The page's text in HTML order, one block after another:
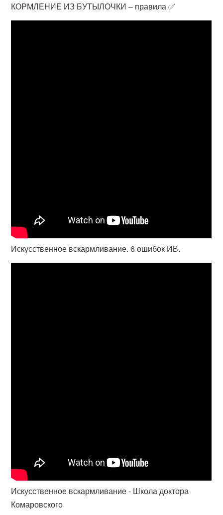
КОРМЛЕНИЕ ИЗ БУТЫЛОЧКИ – правила ✅
Искусственное вскармливание. 6 ошибок ИВ.
Искусственное вскармливание - Школа доктора
Комаровского